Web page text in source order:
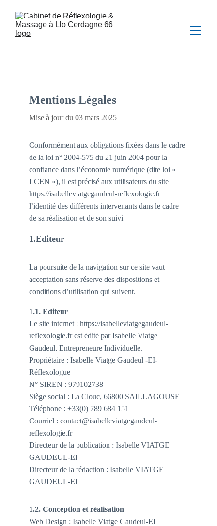
Mentions Légales
Mise à jour du 03 mars 2025
Conformément aux obligations fixées dans le cadre
de la loi n° 2004-575 du 21 juin 2004 pour la
confiance dans l’économie numérique (dite loi «
LCEN »), il est précisé aux utilisateurs du site
https://isabelleviatgegaudeul-reflexologie.fr
l’identité des différents intervenants dans le cadre
de sa réalisation et de son suivi.
1.Editeur
La poursuite de la navigation sur ce site vaut
acceptation sans réserve des dispositions et
conditions d’utilisation qui suivent.
1.1. Editeur
Le site internet : https://isabelleviatgegaudeul-
reflexologie.fr est édité par Isabelle Viatge
Gaudeul, Entrepreneure Individuelle.
Propriétaire : Isabelle Viatge Gaudeul -EI-
Réflexologue
N° SIREN : 979102738
Siège social : La Clouc, 66800 SAILLAGOUSE
Téléphone : +33(0) 789 684 151
Courriel : contact@isabelleviatgegaudeul-
reflexologie.fr
Directeur de la publication : Isabelle VIATGE
GAUDEUL-EI
Directeur de la rédaction : Isabelle VIATGE
GAUDEUL-EI
1.2. Conception et réalisation
Web Design : Isabelle Viatge Gaudeul-EI